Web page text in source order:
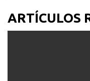
ARTÍCULOS